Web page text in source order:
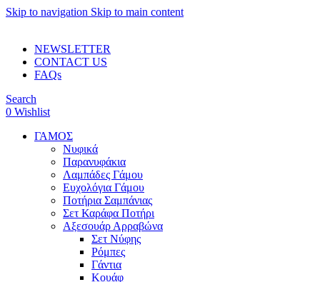
Skip to navigation Skip to main content
NEWSLETTER
CONTACT US
FAQs
Search
0 Wishlist
ΓΑΜΟΣ
Νυφικά
Παρανυφάκια
Λαμπάδες Γάμου
Ευχολόγια Γάμου
Ποτήρια Σαμπάνιας
Σετ Καράφα Ποτήρι
Αξεσουάρ Αρραβώνα
Σετ Νύφης
Ρόμπες
Γάντια
Κουάφ